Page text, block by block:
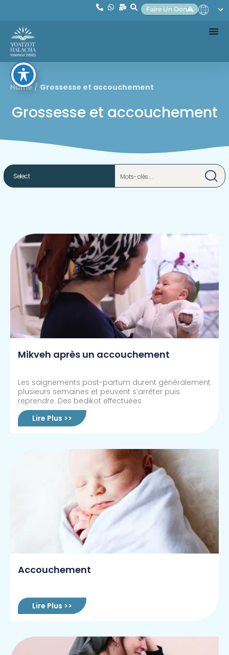
Faire Un Don
Home/ Grossesse et accouchement
Grossesse et accouchement
Mikveh après un accouchement
Les saignements post-partum durent généralement
plusieurs semaines et peuvent s’arrêter puis
reprendre. Des bedikot effectuées
Lire Plus >>
Accouchement
Lire Plus >>